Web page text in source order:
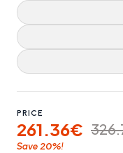
PRICE
261.36€
Save 20%!